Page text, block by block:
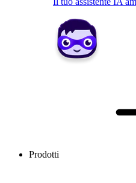
Prodotti